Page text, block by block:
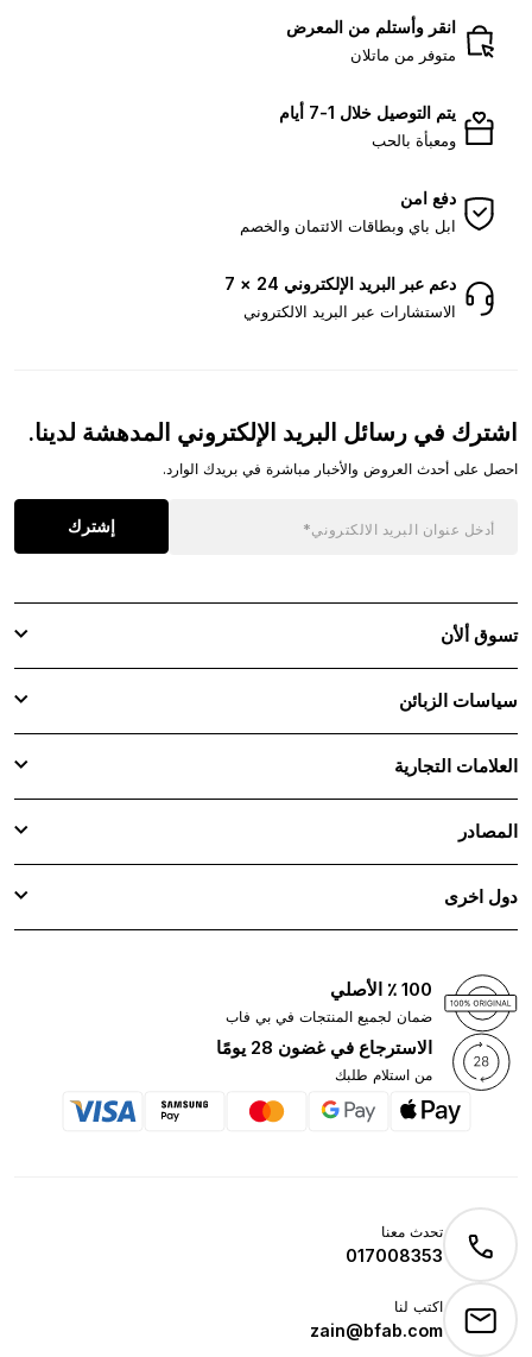
انقر وأستلم من المعرض
متوفر من ماتلان
يتم التوصيل خلال 1-7 أيام
ومعبأة بالحب
دفع امن
ابل باي وبطاقات الائتمان والخصم
دعم عبر البريد الإلكتروني 24 × 7
الاستشارات عبر البريد الالكتروني
اشترك في رسائل البريد الإلكتروني المدهشة لدينا.
احصل على أحدث العروض والأخبار مباشرة في بريدك الوارد.
إشترك
تسوق ألأن
سياسات الزبائن
العلامات التجارية
المصادر
دول اخرى
100 ٪ الأصلي
ضمان لجميع المنتجات في بي فاب
الاسترجاع في غضون 28 يومًا
من استلام طلبك
تحدث معنا
017008353
اكتب لنا
zain@bfab.com